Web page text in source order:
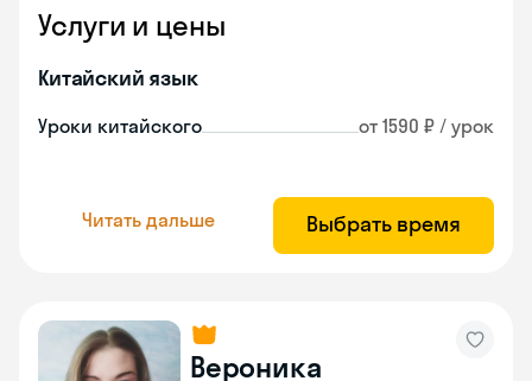
Услуги и цены
Китайский язык
Уроки китайского от 1590 ₽ / урок
Читать дальше Выбрать время
Вероника